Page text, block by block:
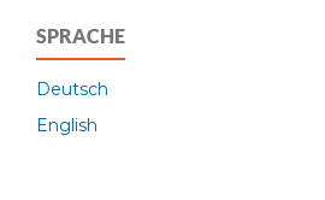
SPRACHE
Deutsch
English